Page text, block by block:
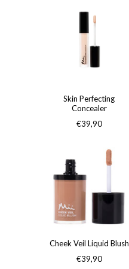
Skin Perfecting
Concealer
€39,90
Cheek Veil Liquid Blush
€39,90